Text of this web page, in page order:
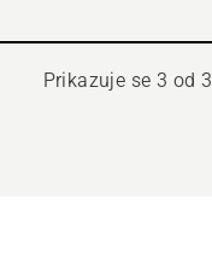
Prikazuje se 3 od 3